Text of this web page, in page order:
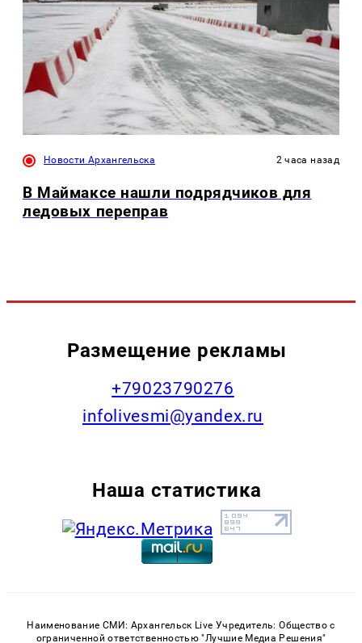
Новости Архангельска 2 часа назад
В Маймаксе нашли подрядчиков для
ледовых переправ
Размещение рекламы
+79023790276
infolivesmi@yandex.ru
Наша статистика
Наименование СМИ: Архангельск Live Учредитель: Общество с
ограниченной ответственностью "Лучшие Медиа Решения"